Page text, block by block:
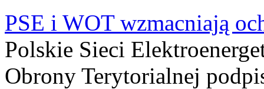
PSE i WOT wzmacniają
Polskie Sieci
Obrony Terytorialnej